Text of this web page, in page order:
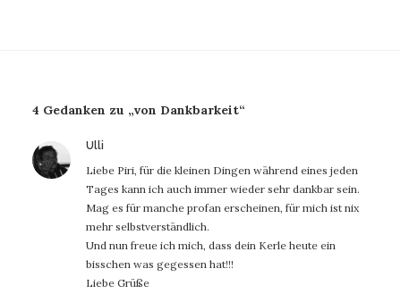
4 Gedanken zu „von Dankbarkeit“
Ulli
Liebe Piri, für die kleinen Dingen während eines jeden
Tages kann ich auch immer wieder sehr dankbar sein.
Mag es für manche profan erscheinen, für mich ist nix
mehr selbstverständlich.
Und nun freue ich mich, dass dein Kerle heute ein
bisschen was gegessen hat!!!
Liebe Grüße